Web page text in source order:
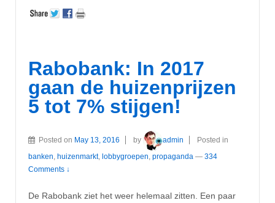
Rabobank: In 2017
gaan de huizenprijzen
5 tot 7% stijgen!
Posted on May 13, 2016 by admin
Posted in
banken, huizenmarkt, lobbygroepen, propaganda — 334
Comments ↓
De Rabobank ziet het weer helemaal zitten. Een paar